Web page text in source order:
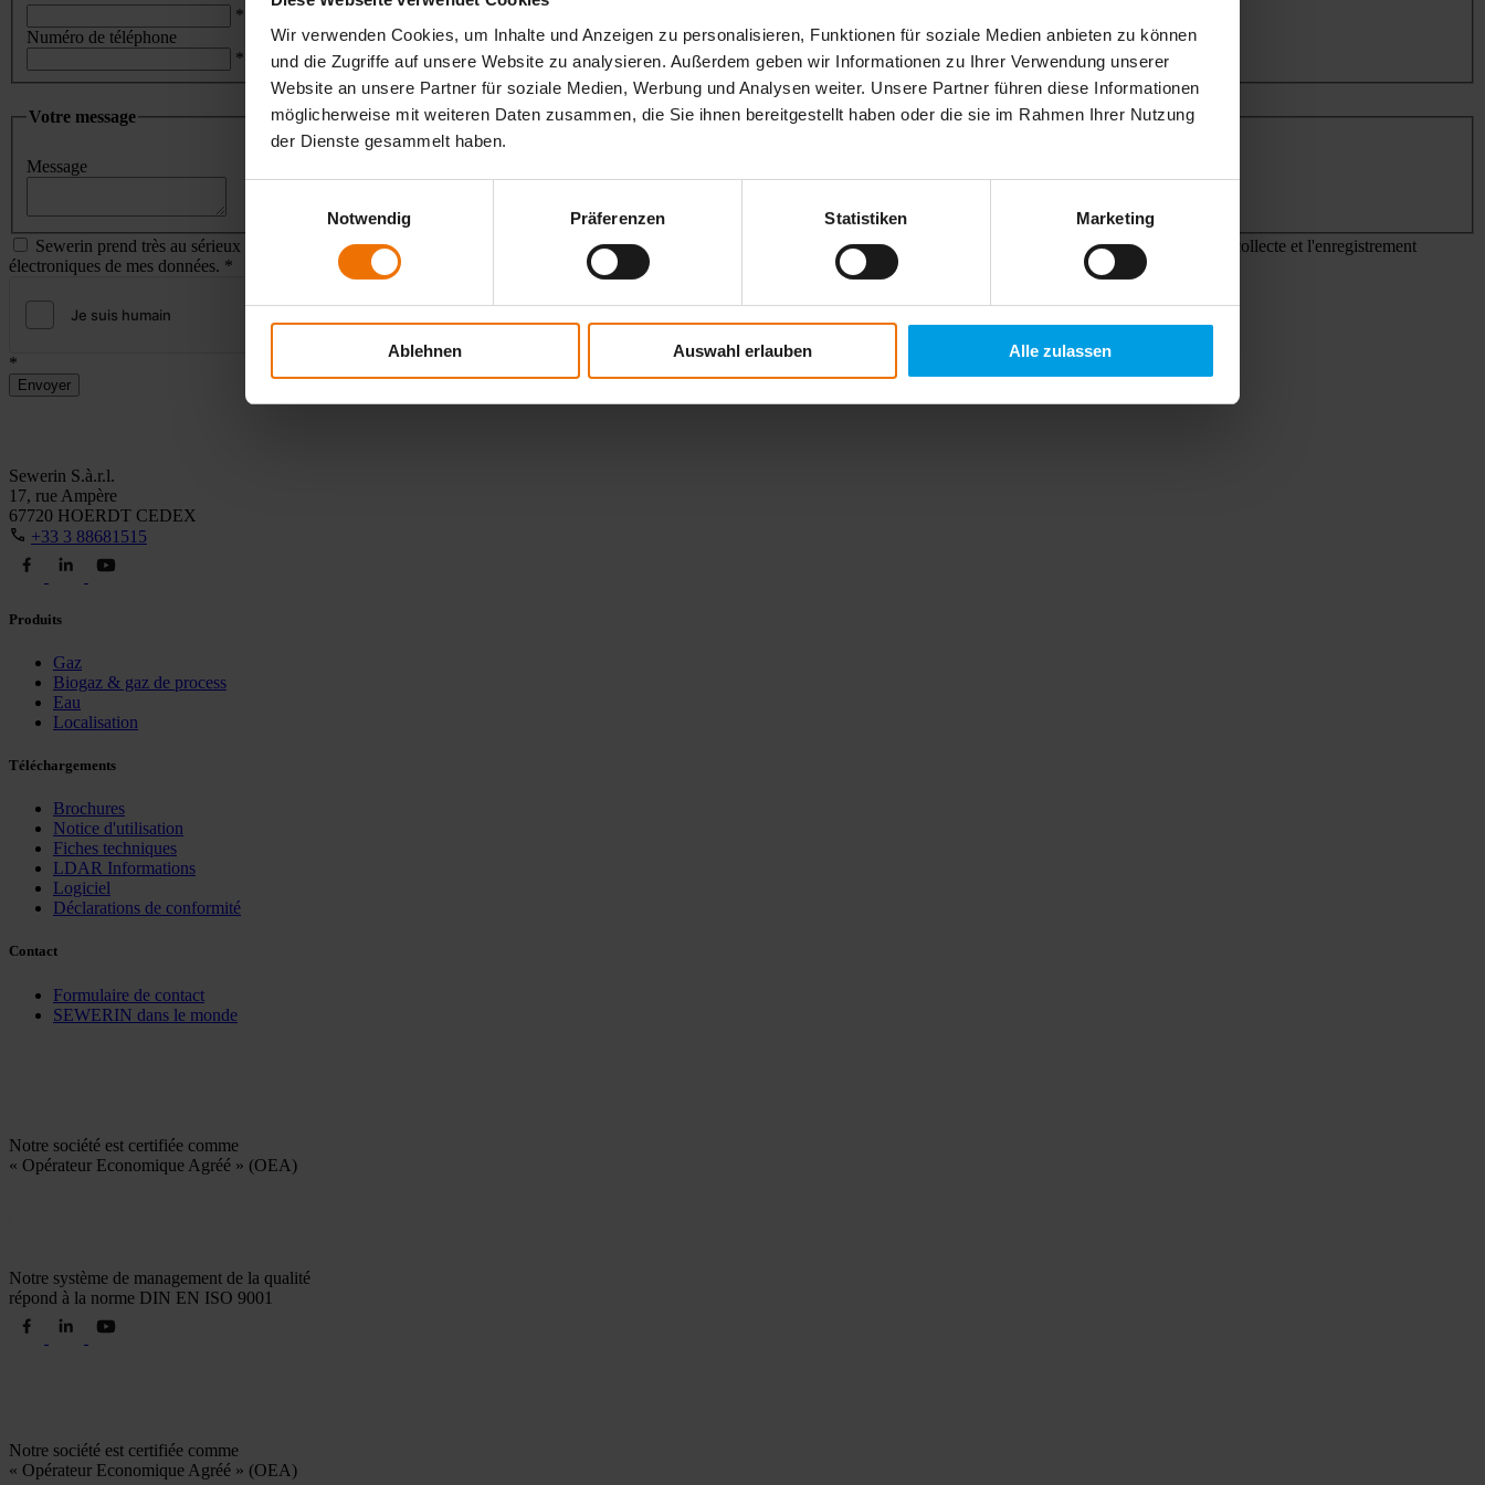
Wir verwenden Cookies, um Inhalte und Anzeigen zu personalisieren, Funktionen für soziale Medien anbieten zu können
und die Zugriffe auf unsere Website zu analysieren. Außerdem geben wir Informationen zu Ihrer Verwendung unserer
Website an unsere Partner für soziale Medien, Werbung und Analysen weiter. Unsere Partner führen diese Informationen
möglicherweise mit weiteren Daten zusammen, die Sie ihnen bereitgestellt haben oder die sie im Rahmen Ihrer Nutzung
der Dienste gesammelt haben.
Notwendig
Präferenzen Statistiken Marketing
Ablehnen Auswahl erlauben Alle zulassen
*
Numéro de téléphone
*
Votre message
Message
Sewerin prend très au sérieux la protection de vos données à caractère personnel et les traite de manière confidentielle, conformément à la législation en vigueur. J'accepte la collecte et l'enregistrement
électroniques de mes données. *
*
Envoyer
Sewerin S.à.r.l.
17, rue Ampère
67720 HOERDT CEDEX
+33 3 88681515
Produits
Gaz
Biogaz & gaz de process
Eau
Localisation
Téléchargements
Brochures
Notice d'utilisation
Fiches techniques
LDAR Informations
Logiciel
Déclarations de conformité
Contact
Formulaire de contact
SEWERIN dans le monde
Notre société est certifiée comme
« Opérateur Economique Agréé » (OEA)
Notre système de management de la qualité
répond à la norme DIN EN ISO 9001
Notre société est certifiée comme
« Opérateur Economique Agréé » (OEA)